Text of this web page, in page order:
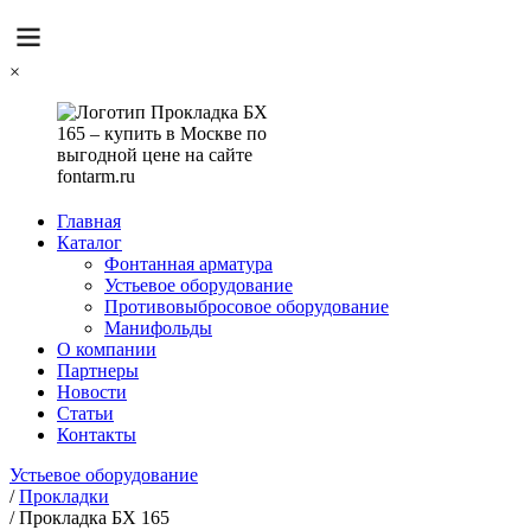
×
Главная
Каталог
Фонтанная арматура
Устьевое оборудование
Противовыбросовое оборудование
Манифольды
О компании
Партнеры
Новости
Статьи
Контакты
Устьевое оборудование
/Прокладки
/Прокладка БХ 165